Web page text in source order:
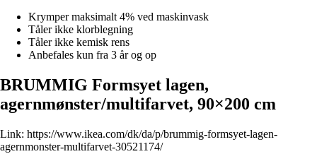
Krymper maksimalt 4% ved maskinvask
Tåler ikke klorblegning
Tåler ikke kemisk rens
Anbefales kun fra 3 år og op
BRUMMIG Formsyet lagen,
agernmønster/multifarvet, 90×200 cm
Link: https://www.ikea.com/dk/da/p/brummig-formsyet-lagen-
agernmonster-multifarvet-30521174/